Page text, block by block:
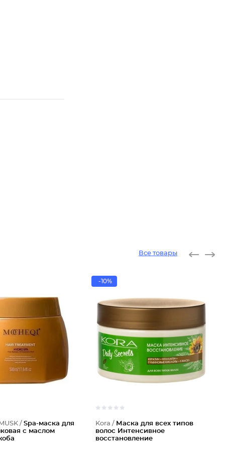
Все товары
/Spa-маска для
с маслом
-10%
Kora / Маска для всех типов
волос Интенсивное
восстановление